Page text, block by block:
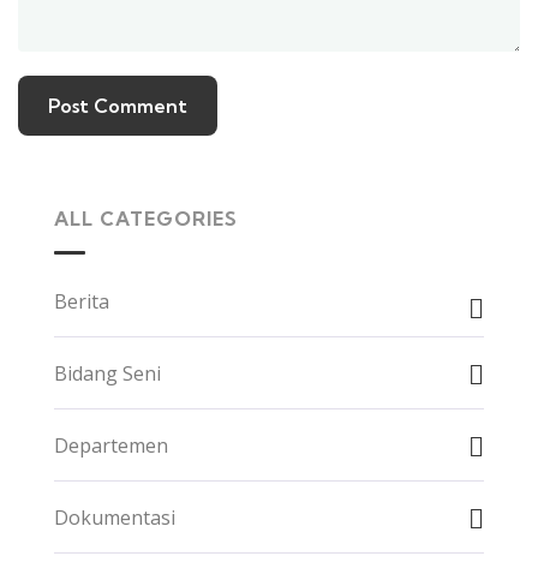
ALL CATEGORIES
Berita
Bidang Seni
Departemen
Dokumentasi